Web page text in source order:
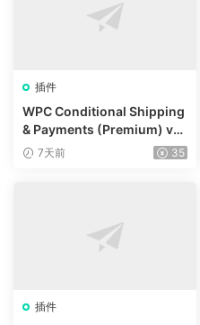
插件
WPC Conditional Shipping
& Payments (Premium) v1.
0.27天前 35
插件